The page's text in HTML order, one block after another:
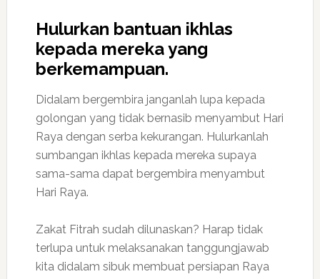
Hulurkan bantuan ikhlas
kepada mereka yang
berkemampuan.
Didalam bergembira janganlah lupa kepada
golongan yang tidak bernasib menyambut Hari
Raya dengan serba kekurangan. Hulurkanlah
sumbangan ikhlas kepada mereka supaya
sama-sama dapat bergembira menyambut
Hari Raya.
Zakat Fitrah sudah dilunaskan? Harap tidak
terlupa untuk melaksanakan tanggungjawab
kita didalam sibuk membuat persiapan Raya